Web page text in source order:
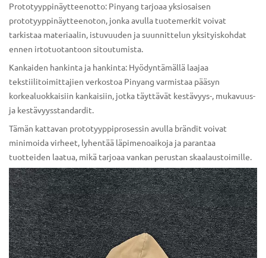
Prototyyppinäytteenotto: Pinyang tarjoaa yksiosaisen
prototyyppinäytteenoton, jonka avulla tuotemerkit voivat
tarkistaa materiaalin, istuvuuden ja suunnittelun yksityiskohdat
ennen irtotuotantoon sitoutumista.
Kankaiden hankinta ja hankinta: Hyödyntämällä laajaa
tekstiilitoimittajien verkostoa Pinyang varmistaa pääsyn
korkealuokkaisiin kankaisiin, jotka täyttävät kestävyys-, mukavuus-
ja kestävyysstandardit.
Tämän kattavan prototyyppiprosessin avulla brändit voivat
minimoida virheet, lyhentää läpimenoaikoja ja parantaa
tuotteiden laatua, mikä tarjoaa vankan perustan skaalaustoimille.